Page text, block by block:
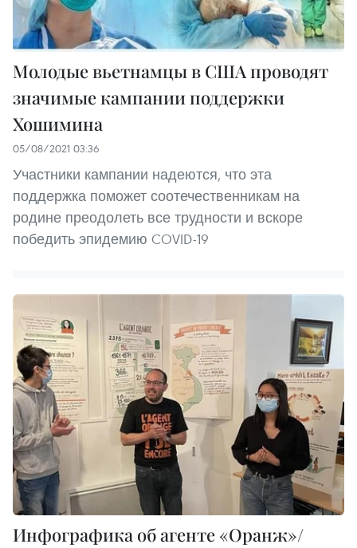
Молодые вьетнамцы в США проводят
значимые кампании поддержки
Хошимина
05/08/2021 03:36
Участники кампании надеются, что эта
поддержка поможет соотечественникам на
родине преодолеть все трудности и вскоре
победить эпидемию COVID-19
Инфографика об агенте «Оранж»/